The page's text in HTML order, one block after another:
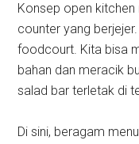
Konsep open
counter yang
foodcourt. Kita bisa
bahan dan meracik
salad bar terletak di
Di sini, beragam